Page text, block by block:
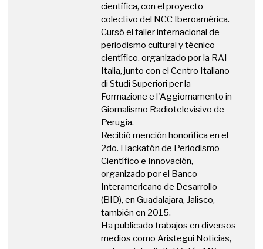
científica, con el proyecto
colectivo del NCC Iberoamérica.
Cursó el taller internacional de
periodismo cultural y técnico
científico, organizado por la RAI
Italia, junto con el Centro Italiano
di Studi Superiori per la
Formazione e l'Aggiornamento in
Giornalismo Radiotelevisivo de
Perugia.
Recibió mención honorífica en el
2do. Hackatón de Periodismo
Científico e Innovación,
organizado por el Banco
Interamericano de Desarrollo
(BID), en Guadalajara, Jalisco,
también en 2015.
Ha publicado trabajos en diversos
medios como Aristegui Noticias,